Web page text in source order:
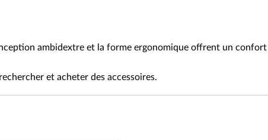
ambidextre et la forme ergonomique offrent un
et acheter des accessoires.